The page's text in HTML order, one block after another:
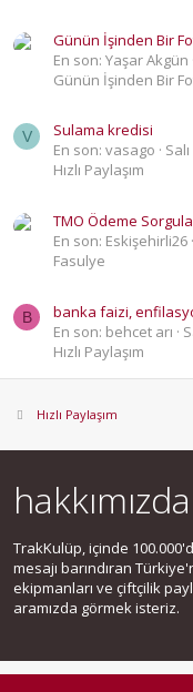
Günün İşinden Bir
En son: Yaşar Akgün
Günün İşinden Bir
V
Sulama kredisi
En son: vasago
Hızlı Paylaşım
TMO Ödeme
En son: Eskişehirli26
Fasulye
B
banka faizi,
En son: behcet arı
Hızlı Paylaşım
Hızlı Paylaşım
hakkımızda
TrakKulüp, içinde
mesajı barındıran
ekipmanları ve çiftçilik
aramızda görmek isteriz.